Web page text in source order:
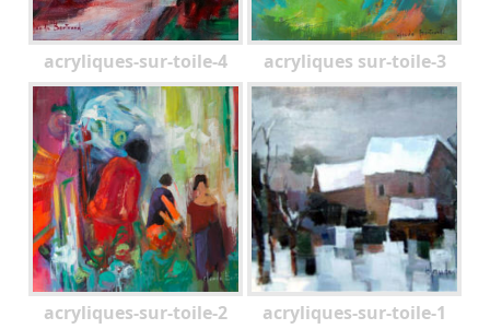
acryliques-sur-toile-4 acryliques sur-toile-3
acryliques-sur-toile-2 acryliques-sur-toile-1